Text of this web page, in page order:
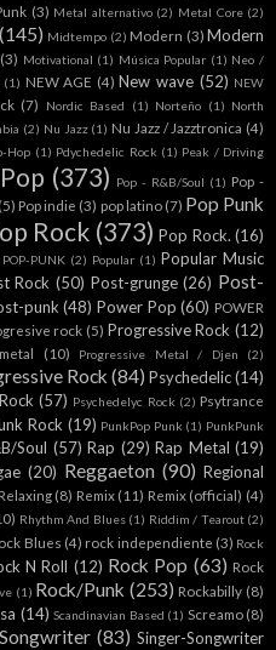
(3) Metal alternativo (2) Metal Core (2)
(145) Midtempo (2) Modern (3) Modern
(3) Motivational (1) Música Popular (1) Neo /
(1) NEW AGE (4) New wave (52) NEW
(7) Nordic Based (1) Norteño (1) North
(2) Nu Jazz (1) Nu Jazz / Jazztronica (4)
Hop (1) Pdychedelic Rock (1) Peak / Driving
Pop (373) Pop - R&B/Soul (1) Pop -
(5) Pop indie (3) pop latino (7) Pop Punk
Rock (373) Pop Rock. (16)
POP-PUNK (2) Popular (1) Popular Music
Rock (50) Post-grunge (26) Post-
punk (48) Power Pop (60) POWER
rock (5) Progressive Rock (12)
(10) Progressive Metal / Djen (2)
Rock (84) Psychedelic(14)
(57) Psychedelyc Rock (2) Psytrance
Rock (19) PunkPop Punk (1) PunkPunk
Soul (57) Rap (29) Rap Metal (19)
(20) Reggaeton (90) Regional
Relaxing (8) Remix (11) Remix (official) (4)
Rhythm And Blues (1) Riddim / Tearout (2)
Blues (4) rock independiente (3) Rock
N Roll (12) Rock Pop (63) Rock
(1) Rock/Punk (253) Rockabilly (8)
(14) Scandinavian Based (1) Screamo (8)
(83) Singer-Songwriter